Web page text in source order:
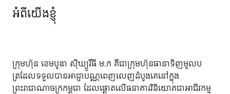
អំពីយើងខ្ញុំ
ក្រុមហ៊ុន ខេមបូឌា ស៊ីឃ្យួរឹធី ​ម.​ក គឺជាក្រុមហ៊ុនធានាទិញមូលប
ត្រដែលទទួលបានអាជ្ញាបណ្ណពេញលេញដំបូងគេនៅក្នុង
ព្រះរាជាណាចក្រកម្ពុជា ដែលផ្តោតលើធនាគារវិនិយោគជាអាជីវកម្ម